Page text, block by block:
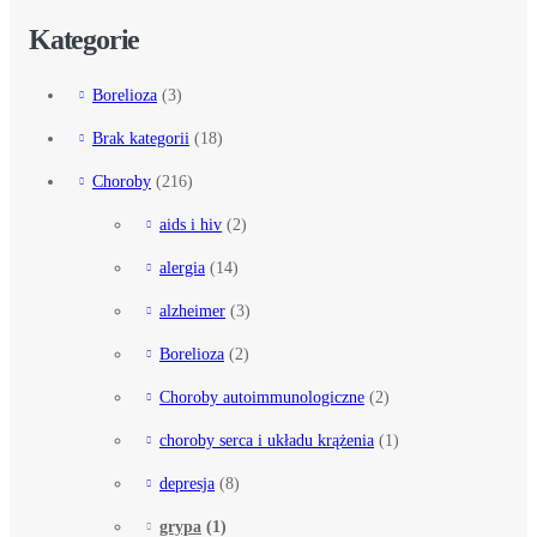
Kategorie
Borelioza (3)
Brak kategorii (18)
Choroby (216)
aids i hiv (2)
alergia (14)
alzheimer (3)
Borelioza (2)
Choroby autoimmunologiczne (2)
choroby serca i układu krążenia (1)
depresja (8)
grypa (1)